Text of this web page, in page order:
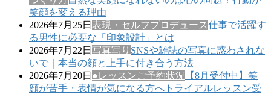
笑顔を変える理由
2026年7月25日 表現・セルフプロデュース仕事で活躍す
る男性に必要な「印象設計」とは
2026年7月22日 写真写り SNSや雑誌の写真に惑わされな
いで｜本当の顔と上手に付き合う方法
2026年7月20日 ●レッスンご予約状況
【8月受付中】笑
顔が苦手・表情が気になる方へトライアルレッスン受